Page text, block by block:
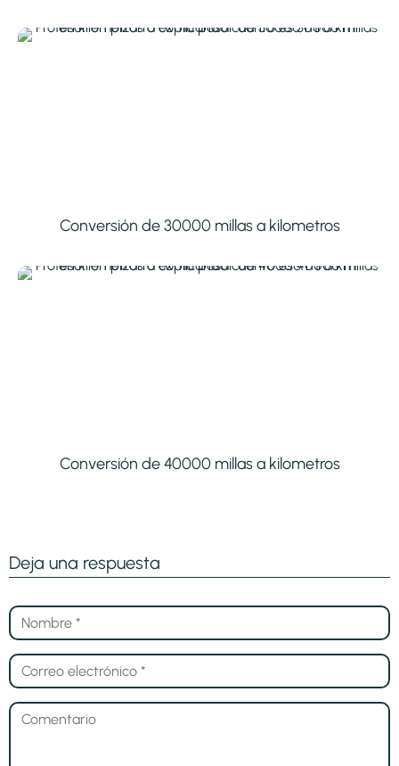
Conversión de 30000 millas a kilometros
Conversión de 40000 millas a kilometros
Deja una respuesta